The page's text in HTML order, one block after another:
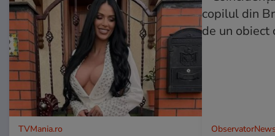
TVMania.ro